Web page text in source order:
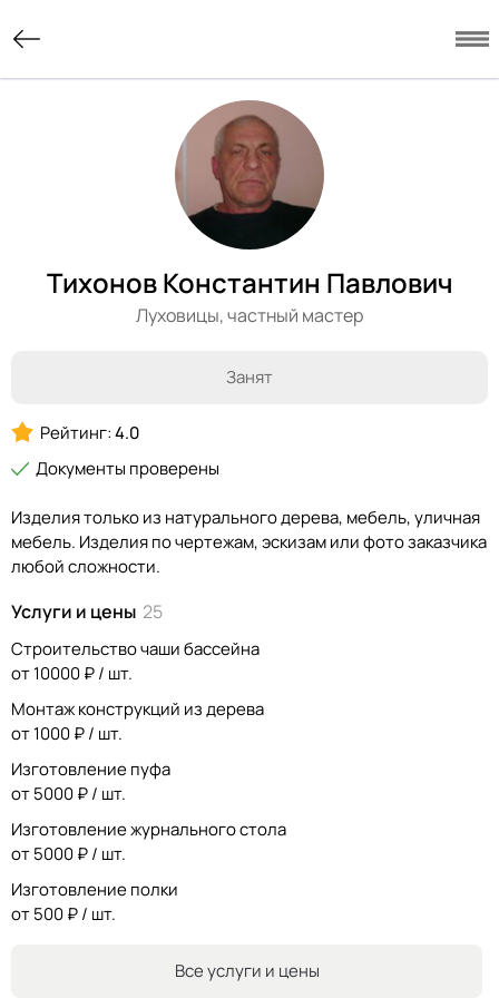
Тихонов Константин Павлович
Луховицы,частный мастер
Занят
Рейтинг:4.0
Документы проверены
Изделия только из натурального дерева, мебель, уличная
мебель. Изделия по чертежам, эскизам или фото заказчика
любой сложности.
Услуги и цены 25
Строительство чаши бассейна
от 10000 ₽ / шт.
Монтаж конструкций из дерева
от 1000 ₽ / шт.
Изготовление пуфа
от 5000 ₽ / шт.
Изготовление журнального стола
от 5000 ₽ / шт.
Изготовление полки
от 500 ₽ / шт.
Все услуги и цены